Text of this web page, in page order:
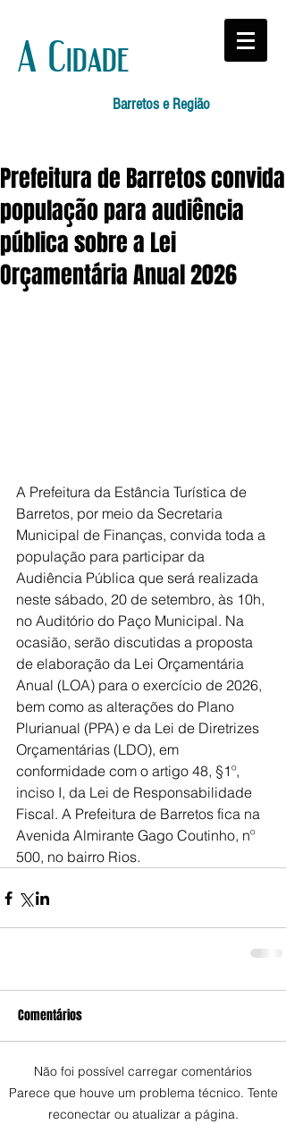
A Cidade
Barretos e Região
Prefeitura de Barretos convida
população para audiência
pública sobre a Lei
Orçamentária Anual 2026
A Prefeitura da Estância Turística de
Barretos, por meio da Secretaria
Municipal de Finanças, convida toda a
população para participar da
Audiência Pública que será realizada
neste sábado, 20 de setembro, às 10h,
no Auditório do Paço Municipal. Na
ocasião, serão discutidas a proposta
de elaboração da Lei Orçamentária
Anual (LOA) para o exercício de 2026,
bem como as alterações do Plano
Plurianual (PPA) e da Lei de Diretrizes
Orçamentárias (LDO), em
conformidade com o artigo 48, §1º,
inciso I, da Lei de Responsabilidade
Fiscal. A Prefeitura de Barretos fica na
Avenida Almirante Gago Coutinho, nº
500, no bairro Rios.
Comentários
Não foi possível carregar comentários
Parece que houve um problema técnico. Tente
reconectar ou atualizar a página.